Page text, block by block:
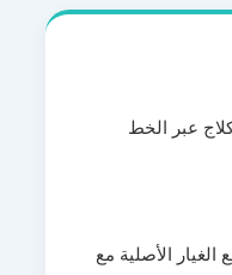
عبر الخط
الأصلية مع